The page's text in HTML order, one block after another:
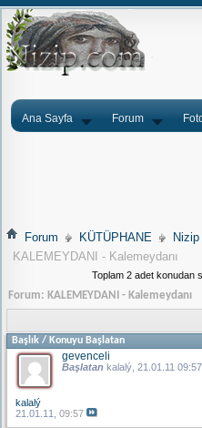
Ana Sayfa Forum
Forum KÜTÜPHANE
KALEMEYDANI - Kalemeydanı
Toplam 2 adet konudan
Forum: KALEMEYDANI - Kalemeydanı
Başlık / Konuyu Başlatan
gevenceli
Başlatan kalalý, 21.01.11 09:57
kalalý
21.01.11, 09:57